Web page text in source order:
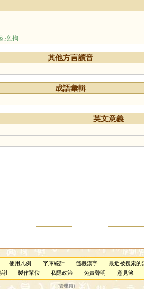
;挖;掏
其他方言讀音
成語彙輯
英文意義
使用凡例 字庫統計 隨機漢字
最近被搜索的
謝
製作單位 私隱政策 免責聲明 意見簿
（管理員）